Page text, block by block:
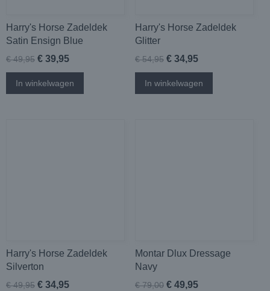
Harry's Horse Zadeldek
Satin Ensign Blue
€ 49,95 € 39,95
In winkelwagen
Harry's Horse Zadeldek
Glitter
€ 54,95 € 34,95
In winkelwagen
Harry's Horse Zadeldek
Silverton
€ 49,95 € 34,95
Montar Dlux Dressage
Navy
€ 79,00 € 49,95